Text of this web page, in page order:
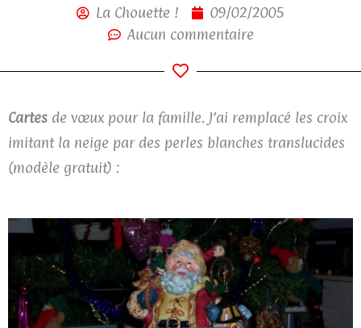
La Chouette !
09/02/2005
Aucun commentaire
Cartes de vœux pour la famille. J’ai remplacé les croix
imitant la neige par des perles blanches translucides
(modèle gratuit) :